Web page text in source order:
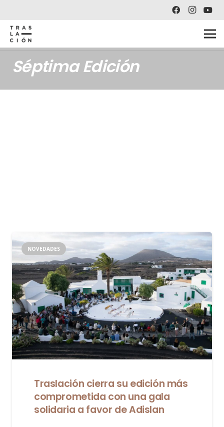
Séptima Edición
NOVEDADES
Traslación cierra su edición más
comprometida con una gala
solidaria a favor de Adislan